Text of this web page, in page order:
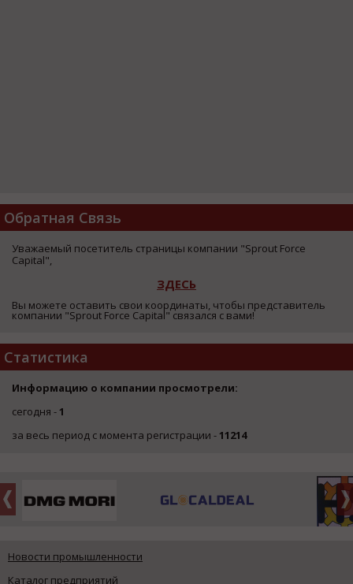
Обратная Связь
Уважаемый посетитель страницы компании "Sprout Force
Capital",
ЗДЕСЬ
Вы можете оставить свои координаты, чтобы представитель
компании "Sprout Force Capital" связался с вами!
Статистика
Информацию о компании просмотрели:
сегодня -1
за весь период с момента регистрации -11214
Новости промышленности
Каталог предприятий